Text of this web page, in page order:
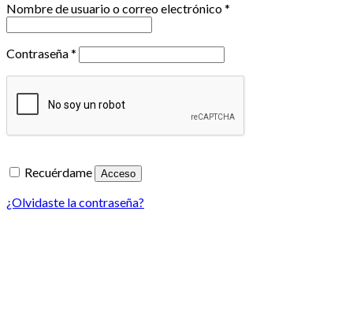
Nombre de usuario o correo electrónico*
Contraseña*
Recuérdame Acceso
¿Olvidaste la contraseña?